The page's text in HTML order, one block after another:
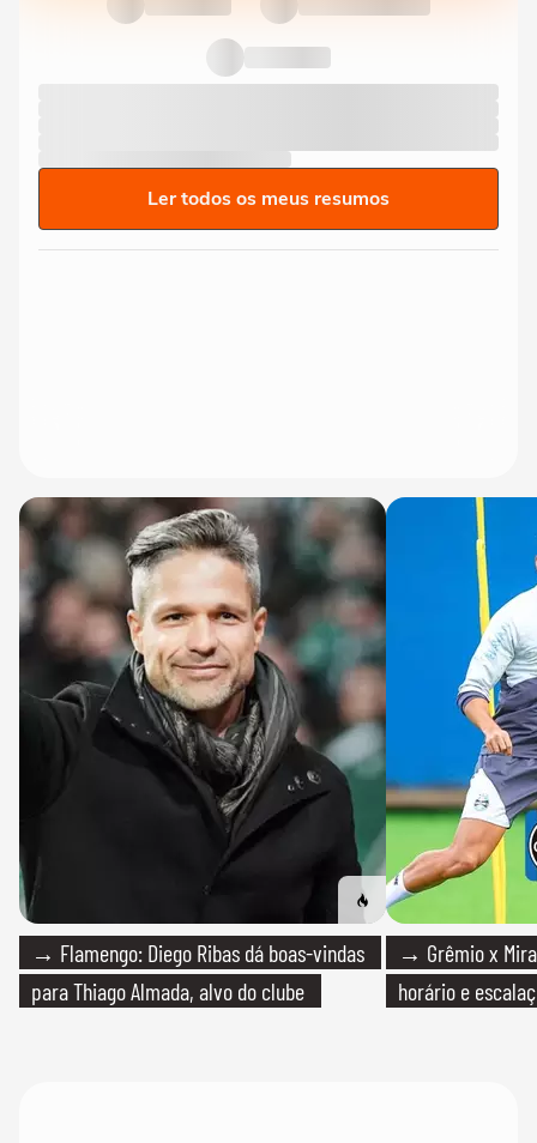
Ler todos os meus resumos
→ Flamengo: Diego Ribas dá boas-vindas
para Thiago Almada, alvo do clube
→ Grêmio x
horário e